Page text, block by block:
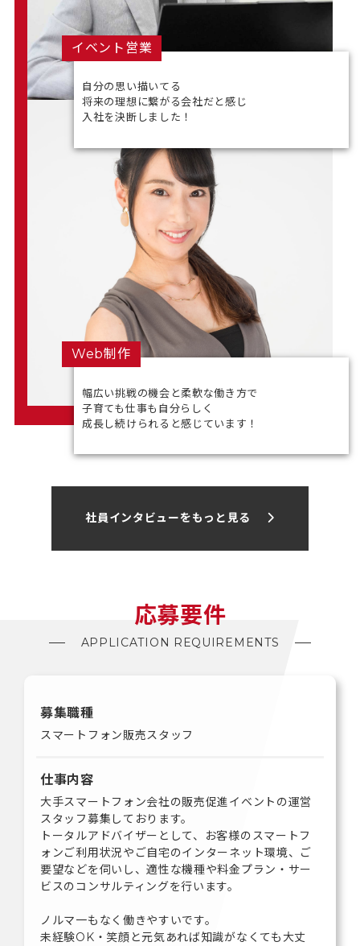
イベント営業
自分の思い描いてる
将来の理想に繋がる会社だと感じ
入社を決断しました！
Web制作
幅広い挑戦の機会と柔軟な働き方で
子育ても仕事も自分らしく
成長し続けられると感じています！
社員インタビューをもっと見る
応募要件
APPLICATION REQUIREMENTS
募集職種
スマートフォン販売スタッフ
仕事内容
大手スマートフォン会社の販売促進イベントの運営
スタッフ募集しております。
トータルアドバイザーとして、お客様のスマートフ
ォンご利用状況やご自宅のインターネット環境、ご
要望などを伺いし、適性な機種や料金プラン・サー
ビスのコンサルティングを行います。
ノルマ一もなく働きやすいです。
未経験OK・笑顔と元気あれば知識がなくても大丈